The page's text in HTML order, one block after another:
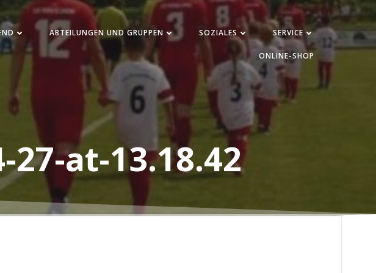
ABTEILUNGEN UND GRUPPEN SOZIALES SERVICE
ONLINE-SHOP
27-at-13.18.42